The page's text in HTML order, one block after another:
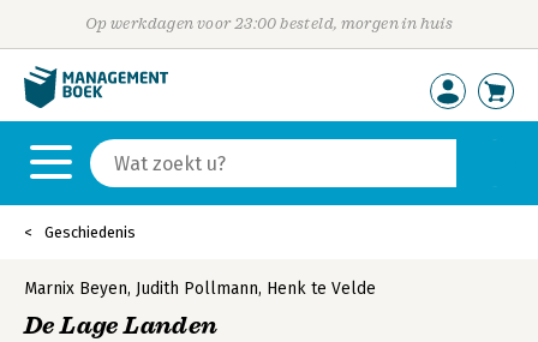
Op werkdagen voor 23:00 besteld, morgen in huis
Geschiedenis
Marnix Beyen, Judith Pollmann, Henk te Velde
De Lage Landen